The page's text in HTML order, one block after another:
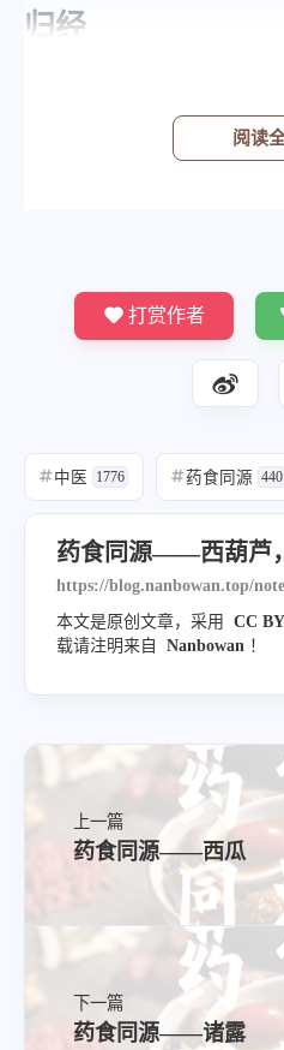
归经
应用
肺燥咳嗽 烦热口渴
人群宜忌
宜用体质
阅读
打赏作者
#中医 1776 #药食同源 440
药食同源——西葫芦
https://blog.nanbowan.top/
本文是原创文章，采用
CC
载请注明来自
Nanbowan ！
上一篇
药食同源——西瓜
下一篇
药食同源——诸露